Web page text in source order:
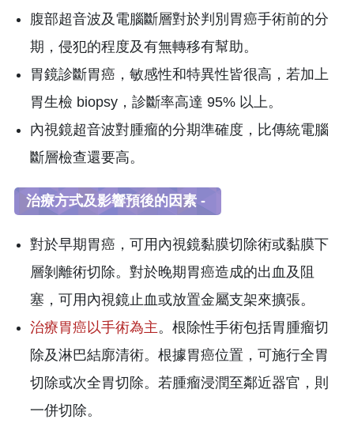
腹部超音波及電腦斷層對於判別胃癌手術前的分
期，侵犯的程度及有無轉移有幫助。
胃鏡診斷胃癌，敏感性和特異性皆很高，若加上
胃生檢 biopsy，診斷率高達 95% 以上。
內視鏡超音波對腫瘤的分期準確度，比傳統電腦
斷層檢查還要高。
治療方式及影響預後的因素 -
對於早期胃癌，可用內視鏡黏膜切除術或黏膜下
層剝離術切除。對於晚期胃癌造成的出血及阻
塞，可用內視鏡止血或放置金屬支架來擴張。
治療胃癌以手術為主。根除性手術包括胃腫瘤切
除及淋巴結廓清術。根據胃癌位置，可施行全胃
切除或次全胃切除。若腫瘤浸潤至鄰近器官，則
一併切除。